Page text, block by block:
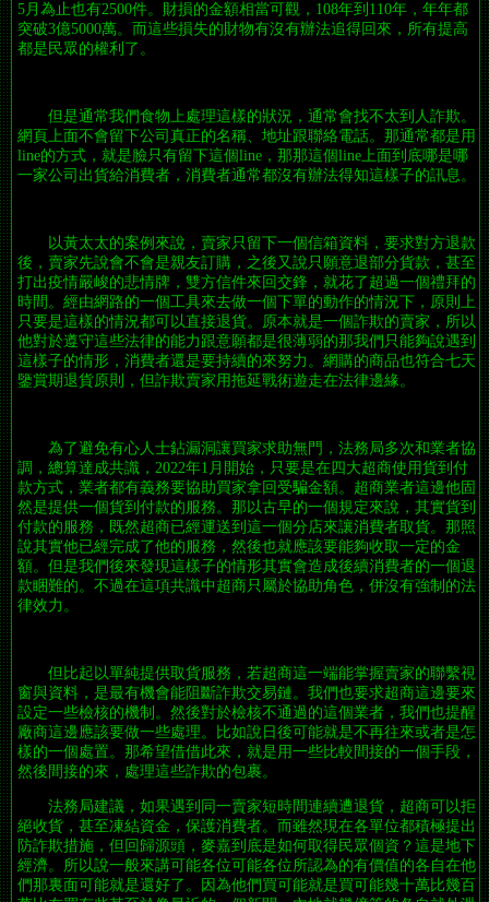
5月為止也有2500件。財損的金額相當可觀，108年到110年，年年都
突破3億5000萬。而這些損失的財物有沒有辦法追得回來，所有提高
都是民眾的權利了。
但是通常我們食物上處理這樣的狀況，通常會找不太到人詐欺。
網頁上面不會留下公司真正的名稱、地址跟聯絡電話。那通常都是用
line的方式，就是臉只有留下這個line，那那這個line上面到底哪是哪
一家公司出貨給消費者，消費者通常都沒有辦法得知這樣子的訊息。
以黃太太的案例來說，賣家只留下一個信箱資料，要求對方退款
後，賣家先說會不會是親友訂購，之後又說只願意退部分貨款，甚至
打出疫情嚴峻的悲情牌，雙方信件來回交鋒，就花了超過一個禮拜的
時間。經由網路的一個工具來去做一個下單的動作的情況下，原則上
只要是這樣的情況都可以直接退貨。原本就是一個詐欺的賣家，所以
他對於遵守這些法律的能力跟意願都是很薄弱的那我們只能夠說遇到
這樣子的情形，消費者還是要持續的來努力。網購的商品也符合七天
鑒賞期退貨原則，但詐欺賣家用拖延戰術遊走在法律邊緣。
為了避免有心人士鉆漏洞讓買家求助無門，法務局多次和業者協
調，總算達成共識，2022年1月開始，只要是在四大超商使用貨到付
款方式，業者都有義務要協助買家拿回受騙金額。超商業者這邊他固
然是提供一個貨到付款的服務。那以古早的一個規定來說，其實貨到
付款的服務，既然超商已經運送到這一個分店來讓消費者取貨。那照
說其實他已經完成了他的服務，然後也就應該要能夠收取一定的金
額。但是我們後來發現這樣子的情形其實會造成後續消費者的一個退
款睏難的。不過在這項共識中超商只屬於協助角色，併沒有強制的法
律效力。
但比起以單純提供取貨服務，若超商這一端能掌握賣家的聯繫視
窗與資料，是最有機會能阻斷詐欺交易鏈。我們也要求超商這邊要來
設定一些檢核的機制。然後對於檢核不通過的這個業者，我們也提醒
廠商這邊應該要做一些處理。比如說日後可能就是不再往來或者是怎
樣的一個處置。那希望借借此來，就是用一些比較間接的一個手段，
然後間接的來，處理這些詐欺的包裹。
法務局建議，如果遇到同一賣家短時間連續遭退貨，超商可以拒
絕收貨，甚至凍結資金，保護消費者。而雖然現在各單位都積極提出
防詐欺措施，但回歸源頭，麥嘉到底是如何取得民眾個資？這是地下
經濟。所以說一般來講可能各位可能各位所認為的有價值的各自在他
們那裏面可能就是還好了。因為他們買可能就是買可能幾十萬比幾百